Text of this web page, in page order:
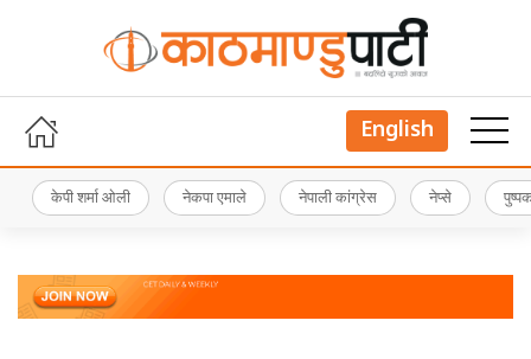
English
केपी शर्मा ओली नेकपा एमाले नेपाली कांग्रेस नेप्से